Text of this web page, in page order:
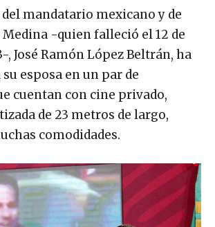
mandatario mexicano y de
-quien falleció el 12 de
, José Ramón López Beltrán, ha
esposa en un par de
cuentan con cine privado,
de 23 metros de largo,
comodidades.